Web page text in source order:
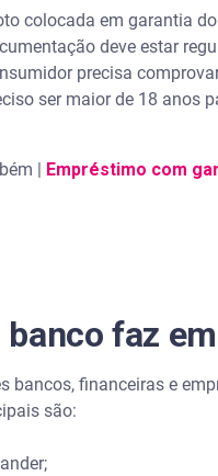
colocada em garantia do
deve estar
precisa comprovar
ser maior de 18 anos
| Empréstimo com
banco faz
bancos, financeiras e
são: